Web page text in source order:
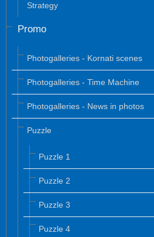
Strategy
Promo
Photogalleries - Kornati scenes
Photogalleries - Time Machine
Photogalleries - News in photos
Puzzle
Puzzle 1
Puzzle 2
Puzzle 3
Puzzle 4